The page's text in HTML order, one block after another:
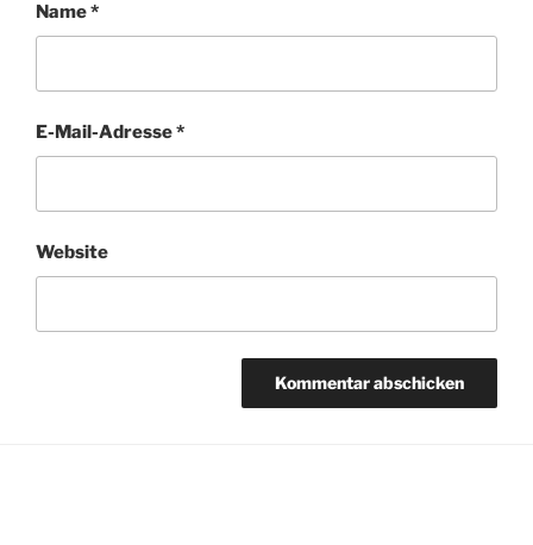
Name*
E-Mail-Adresse*
Website